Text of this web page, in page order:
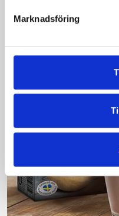
Marknadsföring